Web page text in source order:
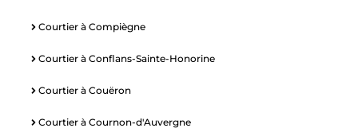
Courtier à Compiègne
Courtier à Conflans-Sainte-Honorine
Courtier à Couëron
Courtier à Cournon-d'Auvergne